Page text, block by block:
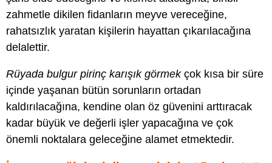
zahmetle dikilen fidanların meyve vereceğine,
rahatsızlık yaratan kişilerin hayattan çıkarılacağına
delalettir.
Rüyada bulgur pirinç karışık görmekçok kısa bir süre
içinde yaşanan bütün sorunların ortadan
kaldırılacağına, kendine olan öz güvenini arttıracak
kadar büyük ve değerli işler yapacağına ve çok
önemli noktalara geleceğine alamet etmektedir.